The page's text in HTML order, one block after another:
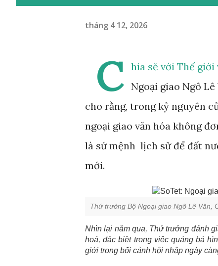
tháng 4 12, 2026
C
hia sẻ với Thế
Ngoại giao Ngô
cho rằng, trong kỷ nguyên
ngoại giao văn hóa không
là sứ mệnh lịch sử để đất
mới.
Thứ trưởng Bộ Ngoại giao Ngô Lê Văn,
Nhìn lại năm qua, Thứ trưởng đánh
hoá, đặc biệt trong việc quảng bá
giới trong bối cảnh hội nhập ngày